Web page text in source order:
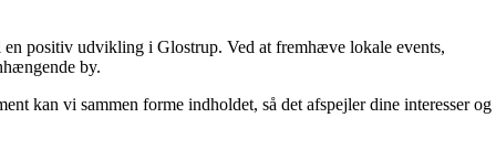
positiv udvikling i Glostrup. Ved at fremhæve lokale events,
by.
kan vi sammen forme indholdet, så det afspejler dine interesser og